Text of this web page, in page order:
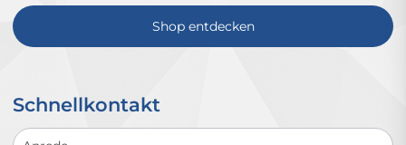
Shop entdecken
Schnellkontakt
Schnellkontakt